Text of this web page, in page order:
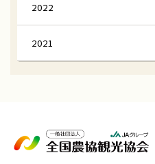
2022
2021